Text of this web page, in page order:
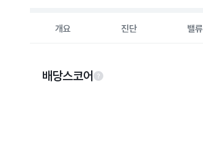
개요 진단 밸류
배당스코어